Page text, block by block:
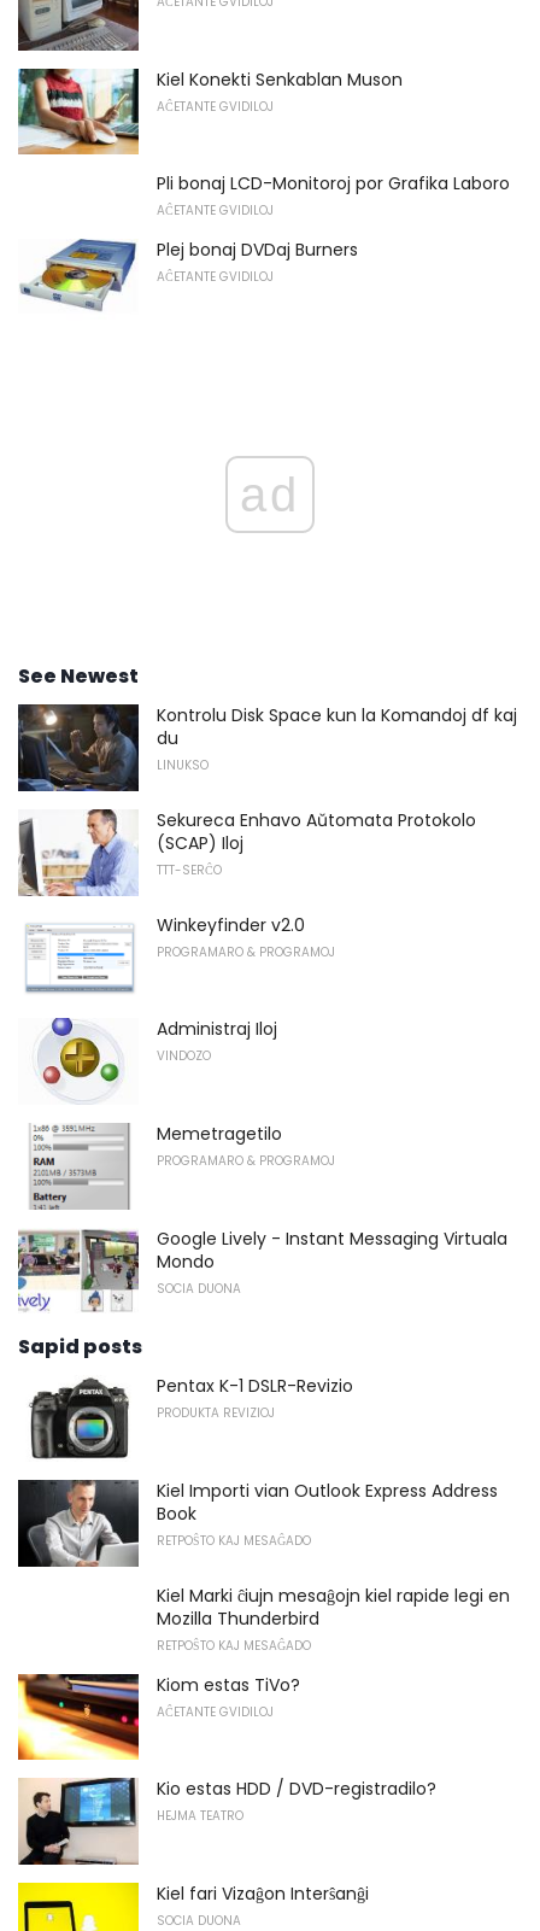
Kiel Konekti Senkablan Muson
AĈETANTE GVIDILOJ
Pli bonaj LCD-Monitoroj por Grafika Laboro
AĈETANTE GVIDILOJ
Plej bonaj DVDaj Burners
AĈETANTE GVIDILOJ
ad
See Newest
Kontrolu Disk Space kun la Komandoj df kaj
du
LINUKSO
Sekureca Enhavo Aŭtomata Protokolo
(SCAP) Iloj
TTT-SERĈO
Winkeyfinder v2.0
PROGRAMARO & PROGRAMOJ
Administraj Iloj
VINDOZO
Memetragetilo
PROGRAMARO & PROGRAMOJ
Google Lively - Instant Messaging Virtuala
Mondo
SOCIA DUONA
Sapid posts
Pentax K-1 DSLR-Revizio
PRODUKTA REVIZIOJ
Kiel Importi vian Outlook Express Address
Book
RETPOŜTO KAJ MESAĜADO
Kiel Marki ĉiujn mesaĝojn kiel rapide legi en
Mozilla Thunderbird
RETPOŜTO KAJ MESAĜADO
Kiom estas TiVo?
AĈETANTE GVIDILOJ
Kio estas HDD / DVD-registradilo?
HEJMA TEATRO
Kiel fari Vizaĝon Interŝanĝi
SOCIA DUONA